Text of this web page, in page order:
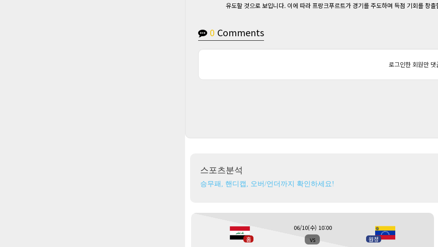
유도할 것으로 보입니다. 이에 따라 프랑크푸르트가 경기를 주도하며 득점 기회를 창
0 Comments
로그인한 회원만
스포츠분석
승무패, 핸디캡, 오버/언더까지 확인하세요!
홈 vs 원정
06/10(수) 10:00